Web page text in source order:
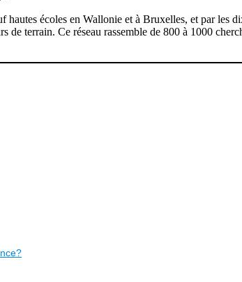
écoles en Wallonie et à Bruxelles, et par les
de terrain. Ce réseau rassemble de 800 à 1000